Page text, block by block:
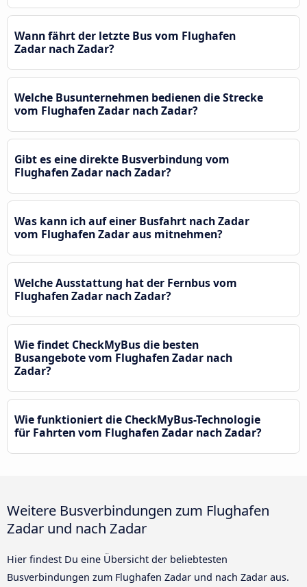
Wann fährt der letzte Bus vom Flughafen
Zadar nach Zadar?
Welche Busunternehmen bedienen die Strecke
vom Flughafen Zadar nach Zadar?
Gibt es eine direkte Busverbindung vom
Flughafen Zadar nach Zadar?
Was kann ich auf einer Busfahrt nach Zadar
vom Flughafen Zadar aus mitnehmen?
Welche Ausstattung hat der Fernbus vom
Flughafen Zadar nach Zadar?
Wie findet CheckMyBus die besten
Busangebote vom Flughafen Zadar nach
Zadar?
Wie funktioniert die CheckMyBus-Technologie
für Fahrten vom Flughafen Zadar nach Zadar?
Weitere Busverbindungen zum Flughafen
Zadar und nach Zadar
Hier findest Du eine Übersicht der beliebtesten
Busverbindungen zum Flughafen Zadar und nach Zadar aus.